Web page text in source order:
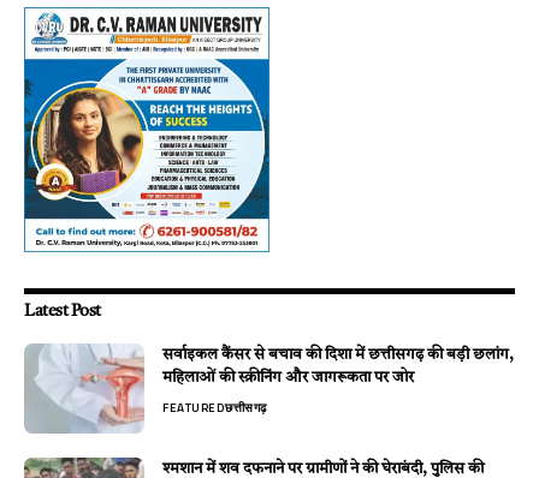
Latest Post
सर्वाइकल कैंसर से बचाव की दिशा में छत्तीसगढ़ की बड़ी छलांग,
महिलाओं की स्क्रीनिंग और जागरूकता पर जोर
FEATUREDछत्तीसगढ़
श्मशान में शव दफनाने पर ग्रामीणों ने की घेराबंदी, पुलिस की